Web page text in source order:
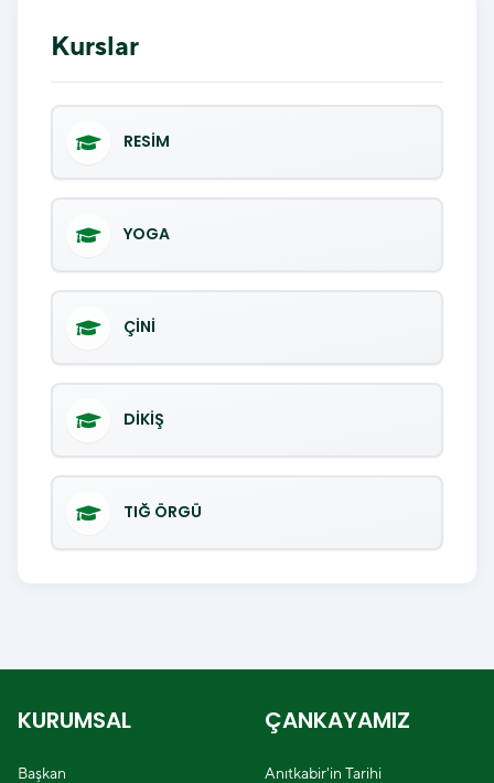
Kurslar
RESİM
YOGA
ÇİNİ
DİKİŞ
TIĞ ÖRGÜ
KURUMSAL
Başkan
ÇANKAYAMIZ
Anıtkabir'in Tarihi